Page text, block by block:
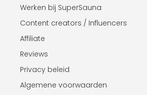
Werken bij SuperSauna
Content creators / Influencers
Affiliate
Reviews
Privacy beleid
Algemene voorwaarden